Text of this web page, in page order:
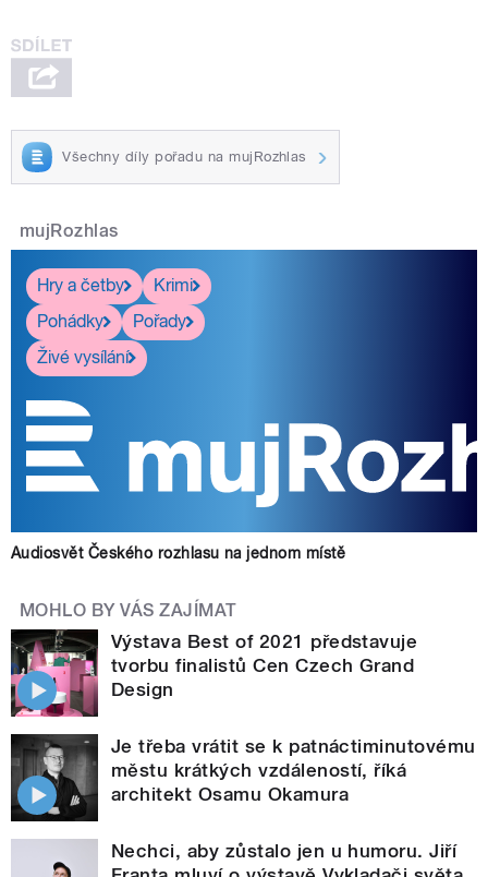
Všechny díly pořadu na mujRozhlas
mujRozhlas
Hry a četby
Krimi
Pohádky
Pořady
Živé vysílání
Audiosvět Českého rozhlasu na jednom místě
MOHLO BY VÁS ZAJÍMAT
Výstava Best of 2021 představuje
tvorbu finalistů Cen Czech Grand
Design
Je třeba vrátit se k patnáctiminutovému
městu krátkých vzdáleností, říká
architekt Osamu Okamura
Nechci, aby zůstalo jen u humoru. Jiří